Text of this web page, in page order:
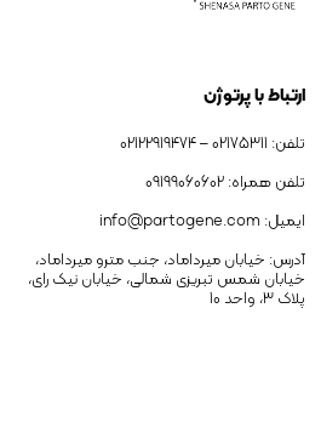
ارتباط با پرتوژن
تلفن: 02175311 – 02122919474
تلفن همراه: 09199060602
ایمیل: info@partogene.com
آدرس: خیابان میرداماد، جنب مترو میرداماد،
خیابان شمس تبریزی شمالی، خیابان نیک رای،
پلاک 3، واحد 10